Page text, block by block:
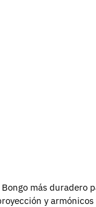
más
y armónicos